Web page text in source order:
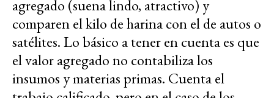
agregado (suena lindo, atractivo) y
comparen el kilo de harina con el de autos o
satélites. Lo básico a tener en cuenta es que
el valor agregado no contabiliza los
insumos y materias primas. Cuenta el